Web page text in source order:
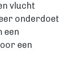
vlucht
onderdoet
een
een